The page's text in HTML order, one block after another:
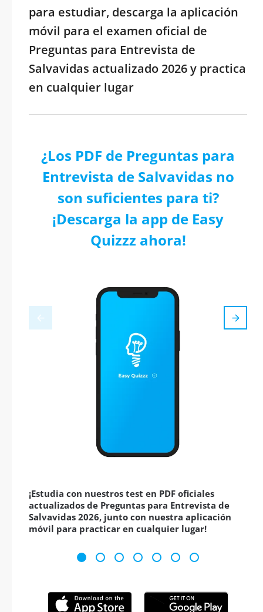
para estudiar, descarga la aplicación
móvil para el examen oficial de
Preguntas para Entrevista de
Salvavidas actualizado 2026 y practica
en cualquier lugar
¿Los PDF de Preguntas para
Entrevista de Salvavidas no
son suficientes para ti?
¡Descarga la app de Easy
Quizzz ahora!
¡Estudia con nuestros test en PDF oficiales
actualizados de Preguntas para Entrevista de
Salvavidas 2026, junto con nuestra aplicación
móvil para practicar en cualquier lugar!